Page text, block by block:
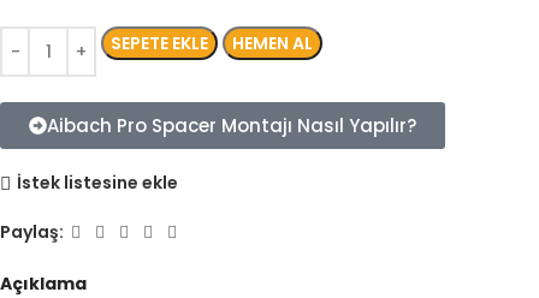
SEPETE EKLE HEMEN AL
Aibach Pro Spacer Montajı Nasıl Yapılır?
İstek listesine ekle
Paylaş:
Açıklama